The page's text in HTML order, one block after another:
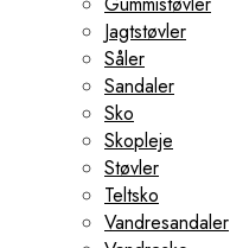
Jagtstøvler
Såler
Sandaler
Sko
Skopleje
Støvler
Teltsko
Vandresandaler